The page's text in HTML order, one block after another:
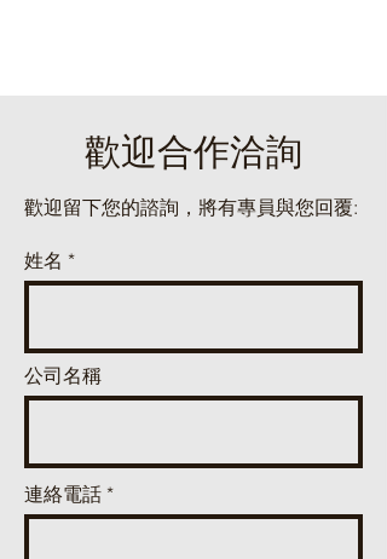
​歡迎合作洽詢
歡迎留下您的諮詢，將有專員與您回覆:
姓名
公司名稱
連絡電話